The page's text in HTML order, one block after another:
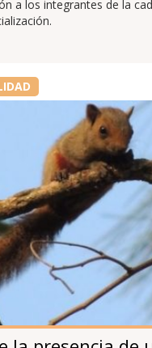
a los integrantes de la